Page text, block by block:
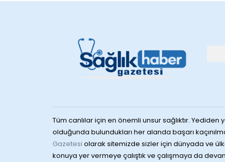
Tüm canlılar için en önemli unsur sağlıktır. Yediden
olduğunda bulundukları her alanda başarı
Gazetesi olarak sitemizde sizler için dünyada ve
konuya yer vermeye çalıştık ve çalışmaya da